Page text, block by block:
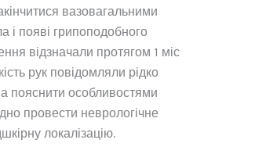
вазовагальними
і появі грипоподобного
відзначали протягом 1 міс
рук повідомляли рідко
пояснити особливостями
провести неврологічне
локалізацію.